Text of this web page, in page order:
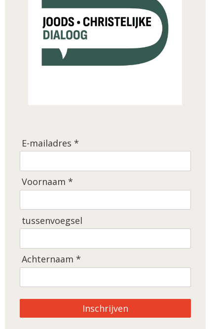
E-mailadres *
Voornaam *
tussenvoegsel
Achternaam *
Inschrijven